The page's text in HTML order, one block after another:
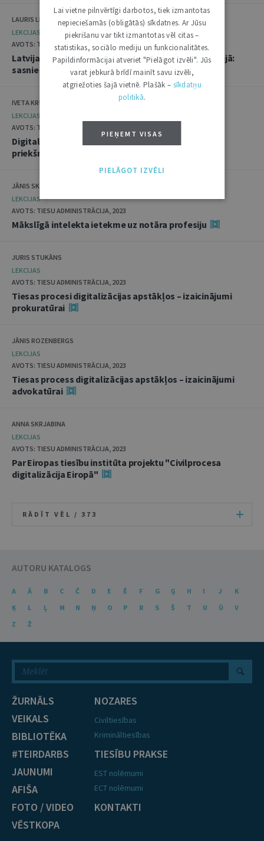
LAURIS LINABERGS, TIESU ADMINISTRĀCIJA
LEKCIJAS
AVOTS: TIESU ADMINISTRĀCIJA, 2023
Latvijas attīstības perspektīvas procesu digitalizācijā:
sasniegtais un iekavētais
IVETA KRUKA
LEKCIJAS
AVOTS: TIESU ADMINISTRĀCIJA, 2023
Digitalizācija – efektīvas nolēmumu izpildes
priekšnosacījums
JĀNIS SKRASTIŅŠ
LEKCIJAS
AVOTS: TIESU ADMINISTRĀCIJA, 2023
Mākslīgā intelekta ietekme uz notāra profesiju
JURIS STUKĀNS
LEKCIJAS
AVOTS: TIESU ADMINISTRĀCIJA, 2023
Tiesas procesi digitalizācijas apstākļos – izaicinājumi
prokuratūrai
JĀNIS ROZENBERGS
LEKCIJAS
AVOTS: TIESU ADMINISTRĀCIJA, 2023
Tiesas process digitalizācijas apstākļos – izaicinājumi
advokatūrai
ANNA SKRJABINA
LEKCIJAS
AVOTS: TIESU ADMINISTRĀCIJA, 2023
Par Eiropas tiesību institūta projektu "Civilprocesa
digitalizācija Eiropā"
RĀDĪT VĒL / 373
AUTORU KATALOGS
A Ā B C Č D E Ē F G Ģ H I J
K
Ķ
L Ļ M N Ņ O P R S Š T U Ū
V
Z
Ž
ŽURNĀLS
VEIKALS
BIBLIOTĒKA
#TEIRDARBS
JAUNUMI
AFIŠA
FOTO / VIDEO
VĒSTKOPA
NOZARES
Civiltiesības
Krimināltiesības
TIESĪBU PRAKSE
EST nolēmumi
ECT nolēmumi
KONTAKTI
Lai vietne pilnvērtīgi darbotos, tiek izmantotas
nepieciešamās (obligātās) sīkdatnes. Ar Jūsu
piekrišanu var tikt izmantotas vēl citas –
statistikas, sociālo mediju un funkcionalitātes.
Papildinformācijai atveriet "Pielāgot izvēli". Jūs
varat jebkurā brīdī mainīt savu izvēli,
atgriežoties šajā vietnē. Plašāk – sīkdatņu
politikā.
PIEŅEMT VISAS
PIELĀGOT IZVĒLI